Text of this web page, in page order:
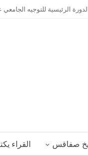
الرئيسية للتوجيه الجامعي
صفاقس القراء